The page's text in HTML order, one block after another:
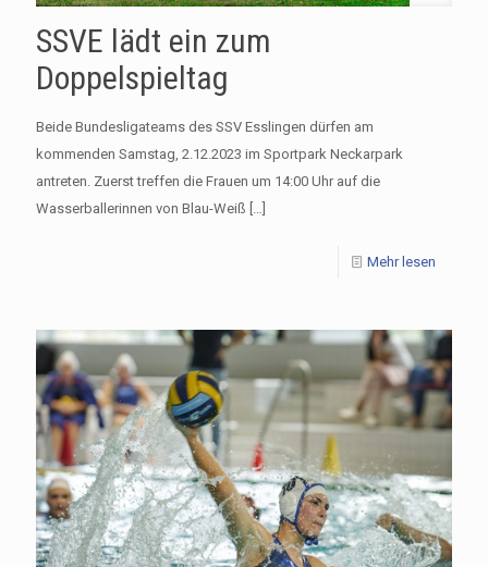
SSVE lädt ein zum
Doppelspieltag
Beide Bundesligateams des SSV Esslingen dürfen am
kommenden Samstag, 2.12.2023 im Sportpark Neckarpark
antreten. Zuerst treffen die Frauen um 14:00 Uhr auf die
Wasserballerinnen von Blau-Weiß […]
Mehr lesen